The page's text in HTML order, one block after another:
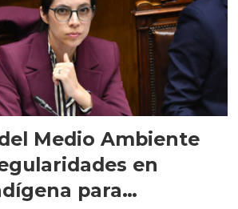
Medio Ambiente
en
para